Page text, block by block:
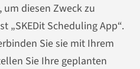
diesen Zweck zu
„SKEDit Scheduling App“.
Sie sie mit Ihrem
Sie Ihre geplanten